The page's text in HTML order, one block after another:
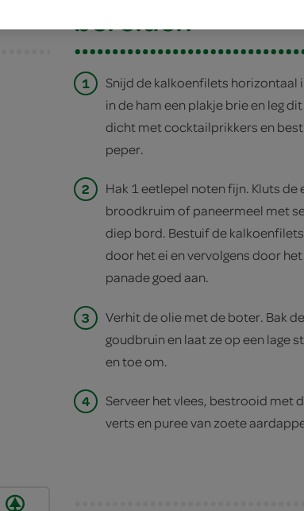
bereiden
1
Snijd de kalkoenfilets horizontaal
in de ham een plakje brie en leg
dicht met cocktailprikkers en
peper.
2
Hak 1 eetlepel noten fijn. Kluts de
broodkruim of paneermeel met
diep bord. Bestuif de
door het ei en vervolgens door
panade goed aan.
3
Verhit de olie met de boter. Bak
goudbruin en laat ze op een lage
en toe om.
4
Serveer het vlees, bestrooid met
verts en puree van zoete